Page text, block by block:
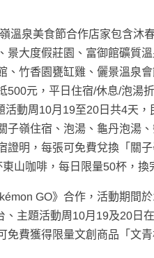
溫泉美食節合作店家包含沐
景大度假莊園、富御館礦質
、竹香園甕缸雞、儷景溫泉
500元，平日住宿/休息/泡湯
動周10月19至20日共4天
子嶺住宿、泡湯、龜丹泡湯
證明，每張可免費兌換「關
山咖啡，每日限量50杯，換
GO》合作，活動期間
主題活動周10月19及20日
費獲得限量文創商品「文